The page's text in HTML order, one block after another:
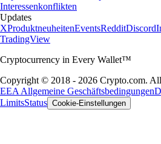
Interessenkonflikten
Updates
XProduktneuheitenEventsRedditDiscord
TradingView
Cryptocurrency in Every Wallet™
Copyright © 2018 - 2026 Crypto.com.
EEA Allgemeine Geschäftsbedingungen
LimitsStatus Cookie-Einstellungen